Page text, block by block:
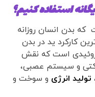
استفاده کنیم؟
که بدن انسان روزانه
کارکرد ید در بدن
است که نقش
و سیستم عصبی،
تولید انرژی و سوخت و